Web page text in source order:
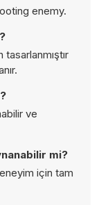
enemy.
ve
mi?
için tam